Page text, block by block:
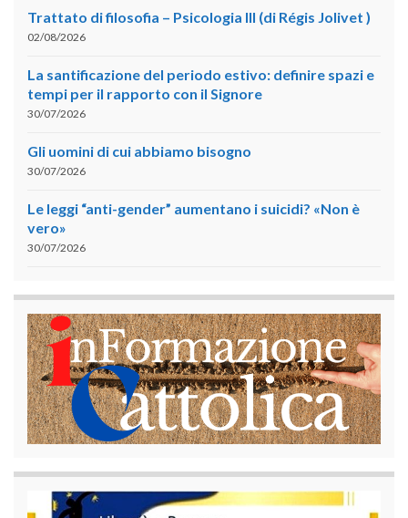
Trattato di filosofia – Psicologia III (di Régis Jolivet )
02/08/2026
La santificazione del periodo estivo: definire spazi e
tempi per il rapporto con il Signore
30/07/2026
Gli uomini di cui abbiamo bisogno
30/07/2026
Le leggi “anti-gender” aumentano i suicidi? «Non è
vero»
30/07/2026